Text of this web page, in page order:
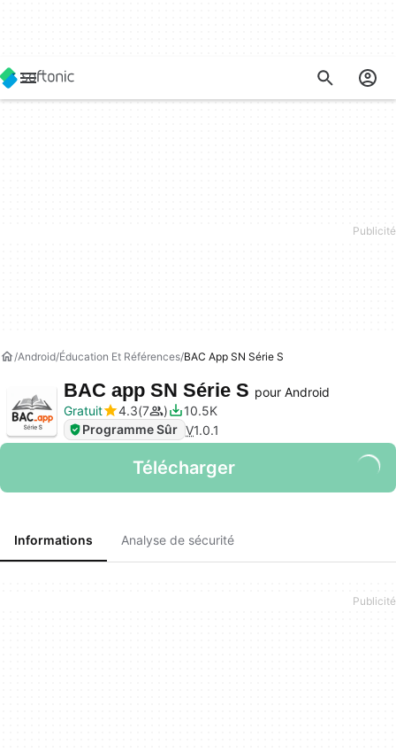
Android Éducation Et Références BAC App SN Série S
BAC app SN Série S pour Android
Gratuit
4.3 7
10.5K
Programme Sûr V1.0.1
Télécharger
Informations Analyse de sécurité